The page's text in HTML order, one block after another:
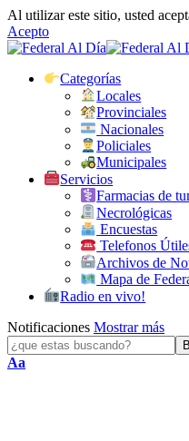
Al utilizar este sitio, usted
Acepto
Categorías
Locales
Provinciales
Nacionales
Policiales
Municipales
Servicios
Farmacias de
Necrológicas
Encuestas
Telefonos
Archivos de
Mapa de
Radio en vivo!
Notificaciones Mostrar más
Tamaño
Aa